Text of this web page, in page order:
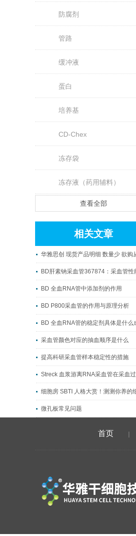
防腐剂
管路
缓冲液
蛋白
培养基
CD-Chex
冻存袋
冻存液（药用辅料）
查看全部
相关文章
BD 全血RNA管中添加剂的作用
BD P800采血管的作用与原理分析
采血管颜色对应的抽血顺序是什么
提高科研采血管样本稳定性的措施
微孔板常见问题
首页